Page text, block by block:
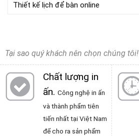
Thiết kế lịch để bàn online
Tại sao quý khách nên chọn chúng tôi!
Chất lượng in
ấn. Công nghệ in ấn
và thành phẩm tiên
tiến nhất tại Việt Nam
để cho ra sản phẩm